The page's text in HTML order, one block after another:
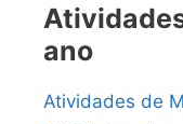
ano
Atividades de